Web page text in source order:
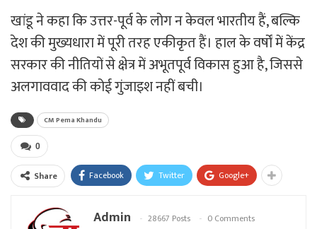
खांडू ने कहा कि उत्तर-पूर्व के लोग न केवल भारतीय हैं, बल्कि
देश की मुख्यधारा में पूरी तरह एकीकृत हैं। हाल के वर्षों में केंद्र
सरकार की नीतियों से क्षेत्र में अभूतपूर्व विकास हुआ है, जिससे
अलगाववाद की कोई गुंजाइश नहीं बची।
CM Pema Khandu
0
Share Facebook Twitter Google+
Admin 28667 Posts 0 Comments